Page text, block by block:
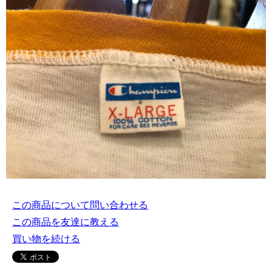
この商品について問い合わせる
この商品を友達に教える
買い物を続ける